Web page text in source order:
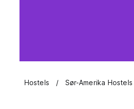
Hostels Sør-Amerika Hostels